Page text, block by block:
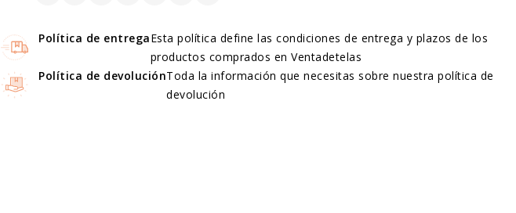
Política de entregaEsta política define las condiciones de entrega y plazos de los
productos comprados en Ventadetelas
Política de devoluciónToda la información que necesitas sobre nuestra política de
devolución